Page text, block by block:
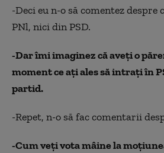
-Deci eu n-o să comentez
PNl, nici din PSD.
-Dar îmi imaginez că aveţi o
moment ce aţi ales să intraţi în
partid.
-Repet, n-o să fac comentarii
-Cum veţi vota mâine la